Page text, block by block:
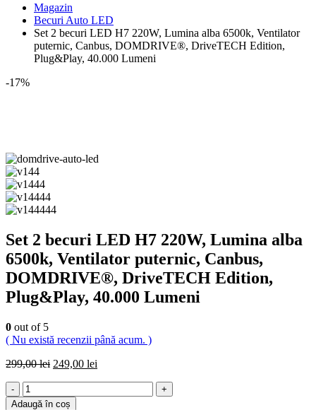
Magazin
Becuri Auto LED
Set 2 becuri LED H7 220W, Lumina alba 6500k, Ventilator
puternic, Canbus, DOMDRIVE®, DriveTECH Edition,
Plug&Play, 40.000 Lumeni
-17%
Set 2 becuri LED H7 220W, Lumina alba
6500k, Ventilator puternic, Canbus,
DOMDRIVE®, DriveTECH Edition,
Plug&Play, 40.000 Lumeni
0 out of 5
( Nu există recenzii până acum. )
299,00lei 249,00 lei
-
+
Adaugă în coș